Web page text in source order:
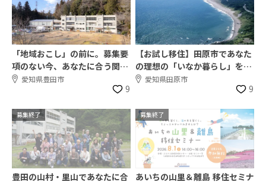
「地域おこし」の前に。募集要
項のない今、あなたに合う関わ
り方を話しませんか
愛知県豊田市
9
【お試し移住】田原市であなた
の理想の「いなか暮らし」を探
してみませんか？
愛知県田原市
9
募集終了
豊田の山村・里山であなたに合
募集終了
あいちの山里＆離島 移住セミナ